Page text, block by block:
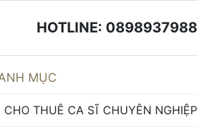
HOTLINE: 0898937988
MỤC
CHO THUÊ CA SĨ CHUYÊN NGHIỆP